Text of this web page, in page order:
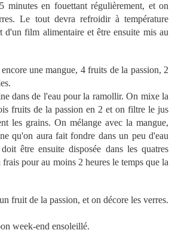
minutes en fouettant régulièrement, et on
Le tout devra refroidir à température
d'un film alimentaire et être ensuite mis au
une mangue, 4 fruits de la passion, 2
dans de l'eau pour la ramollir. On mixe la
fruits de la passion en 2 et on filtre le jus
les grains. On mélange avec la mangue,
qu'on aura fait fondre dans un peu d'eau
être ensuite disposée dans les quatres
pour au moins 2 heures le temps que la
fruit de la passion, et on décore les verres.
week-end ensoleillé.